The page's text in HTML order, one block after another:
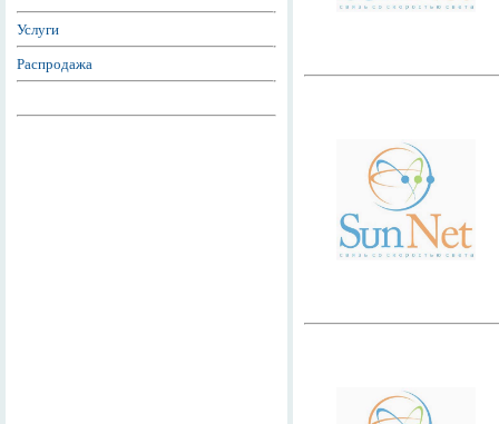
Услуги
Распродажа